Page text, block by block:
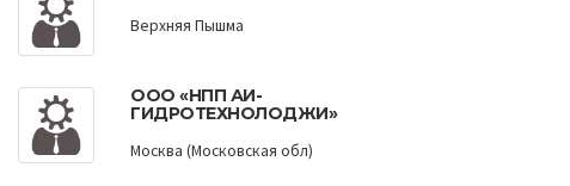
Верхняя Пышма
ООО «НПП АИ-
ГИДРОТЕХНОЛОДЖИ»
Москва (Московская обл)